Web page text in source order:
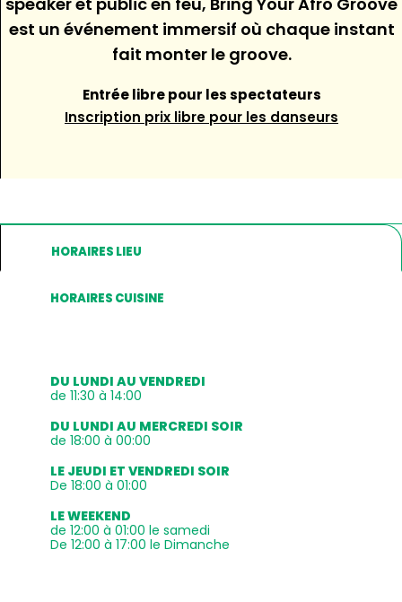
est un événement immersif où chaque instant
fait monter le groove.
Entrée libre pour les spectateurs
Inscription prix libre pour les danseurs
HORAIRES LIEU
HORAIRES CUISINE
DU LUNDI AU VENDREDI
de 11:30 à 14:00
DU LUNDI AU MERCREDI SOIR
de 18:00 à 00:00
LE JEUDI ET VENDREDI SOIR
De 18:00 à 01:00
LE WEEKEND
de 12:00 à 01:00 le samedi
De 12:00 à 17:00 le Dimanche